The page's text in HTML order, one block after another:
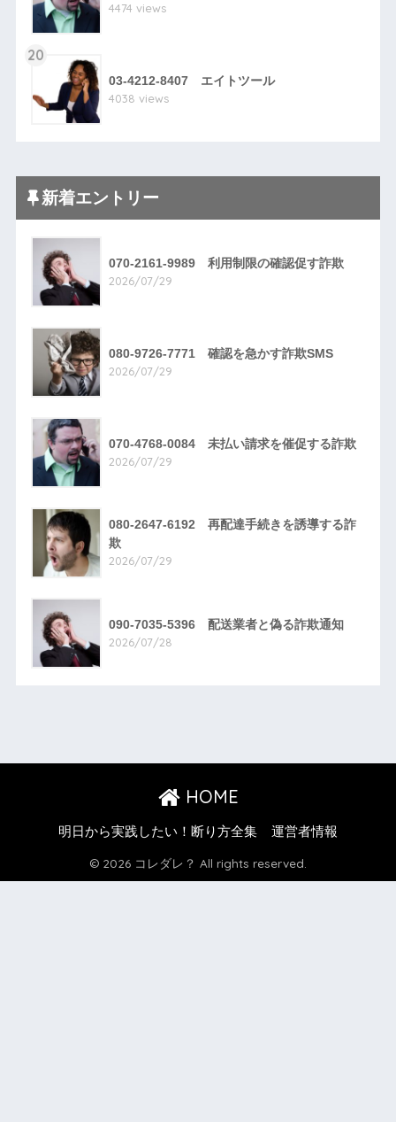
4474 views
20
03-4212-8407 エイトツール
4038 views
新着エントリー
070-2161-9989 利用制限の確認促す詐欺
2026/07/29
080-9726-7771 確認を急かす詐欺SMS
2026/07/29
070-4768-0084 未払い請求を催促する詐欺
2026/07/29
080-2647-6192 再配達手続きを誘導する詐
欺
2026/07/29
090-7035-5396 配送業者と偽る詐欺通知
2026/07/28
HOME
明日から実践したい！断り方全集 運営者情報
© 2026 コレダレ？ All rights reserved.